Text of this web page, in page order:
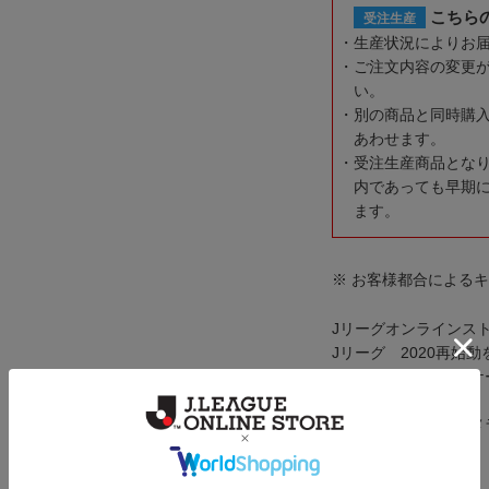
受注生産 こちら
生産状況によりお
ご注文内容の変更
い。
別の商品と同時購
あわせます。
受注生産商品とな
内であっても早期
ます。
※ お客様都合による
Jリーグオンラインス
Jリーグ 2020再始動
ムが集結したスマホ
※機種毎によってカメ